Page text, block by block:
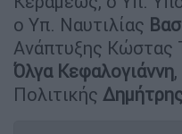
ο Υπ. Ναυτιλίας
Ανάπτυξης Κώστας
Όλγα Κεφαλογιάννη
Πολιτικής